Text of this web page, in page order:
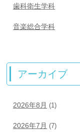
歯科衛生学科
音楽総合学科
アーカイブ
2026年8月 (1)
2026年7月 (7)